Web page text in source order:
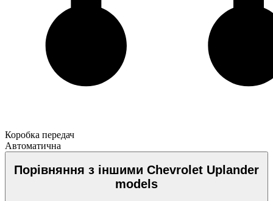
Коробка передач
Автоматична
Порівняння з іншими Chevrolet Uplander
models